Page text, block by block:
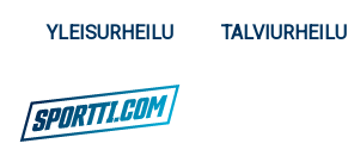
YLEISURHEILU TALVIURHEILU